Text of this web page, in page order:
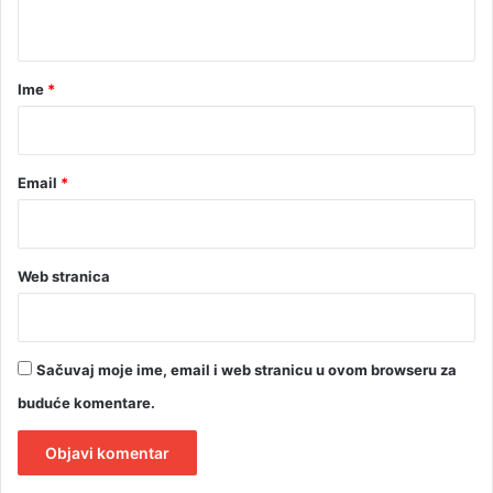
e
c
rIme *
Email *
Web stranica
Sačuvaj moje ime, email i web stranicu u ovom browseru za
buduće komentare.